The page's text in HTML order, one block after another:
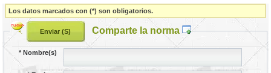
Los datos marcados con (*) son obligatorios.
Comparte la norma
*Nombre(s)